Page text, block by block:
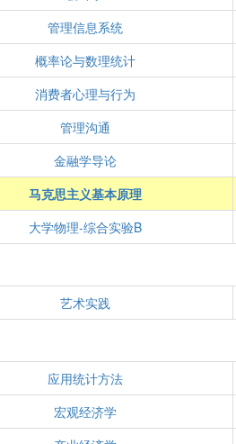
管理信息系统
概率论与数理统计
消费者心理与行为
管理沟通
金融学导论
马克思主义基本原理
大学物理-综合实验B
艺术实践
应用统计方法
宏观经济学